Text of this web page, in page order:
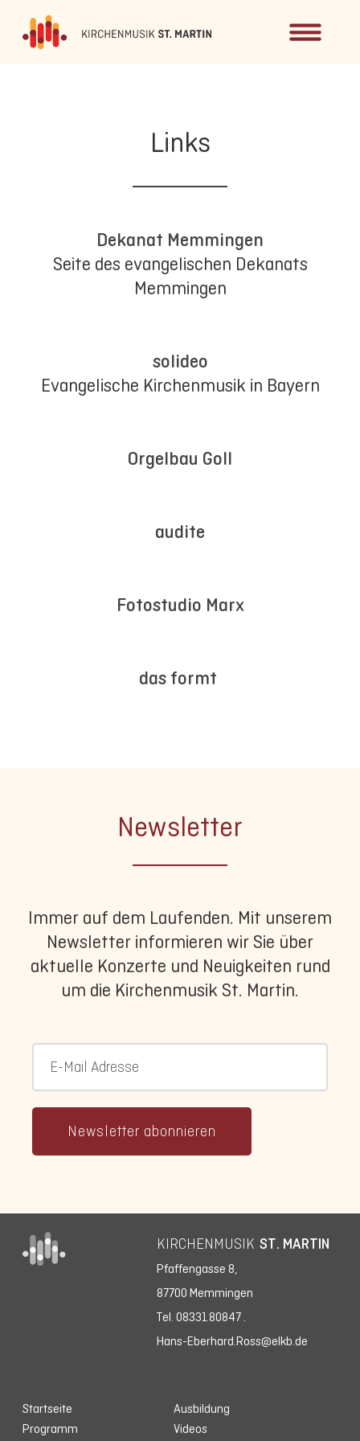
Links
Dekanat Memmingen
Seite des evangelischen Dekanats
Memmingen
solideo
Evangelische Kirchenmusik in Bayern
Orgelbau Goll
audite
Fotostudio Marx
das formt
Newsletter
Immer auf dem Laufenden. Mit unserem
Newsletter informieren wir Sie über
aktuelle Konzerte und Neuigkeiten rund
um die Kirchenmusik St. Martin.
Newsletter abonnieren
KIRCHENMUSIK ST. MARTIN
Pfaffengasse 8,
87700 Memmingen
Tel. 08331.80847
Hans-Eberhard.Ross@elkb.de
Startseite
Programm
Ausbildung
Videos